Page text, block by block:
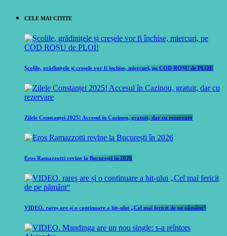
CELE MAI CITITE
Școlile, grădinițele și creșele vor fi închise, miercuri, pe COD ROȘU de PLOI!
Zilele Constanței 2025! Accesul în Cazinou, gratuit, dar cu rezervare
Eros Ramazzotti revine la București în 2026
VIDEO. rareș are și o continuare a hit-ului „Cel mai fericit de pe pământ“